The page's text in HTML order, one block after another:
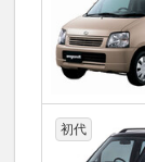
初代